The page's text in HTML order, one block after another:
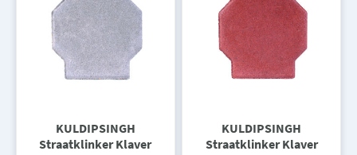
KULDIPSINGH
Straatklinker Klaver
KULDIPSINGH
Straatklinker Klaver